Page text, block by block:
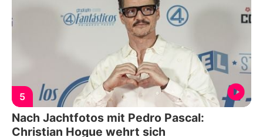
5
Nach Jachtfotos mit Pedro Pascal:
Christian Hogue wehrt sich